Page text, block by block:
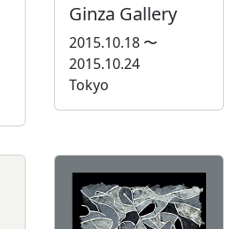
Ginza Gallery
2015.10.18 〜
2015.10.24
Tokyo